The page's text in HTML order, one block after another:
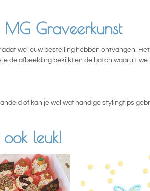
Graveerkunst
we jouw bestelling hebben ontvangen.
de afbeelding bekijkt en de batch waaruit we
of kan je wel wat handige stylingtips
leuk!